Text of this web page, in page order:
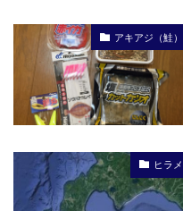
アキアジ（鮭）
ヒラメ